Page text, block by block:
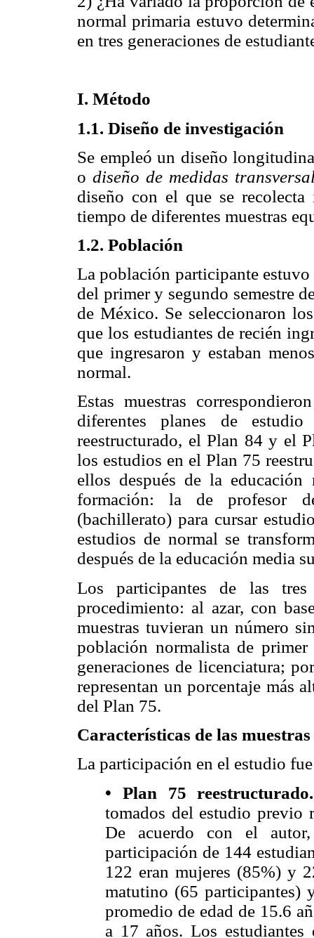
normal primaria estuvo
en tres generaciones de
I. Método
1.1. Diseño de investigación
Se empleó un diseño
o diseño de medidas
diseño con el que se
tiempo de diferentes muestras
1.2. Población
La población participante
del primer y segundo semestre
de México. Se seleccionaron
que los estudiantes de recién
que ingresaron y estaban
normal.
Estas muestras
diferentes planes de
reestructurado, el Plan 84 y el
los estudios en el Plan 75
ellos después de la
formación: la de profesor
(bachillerato) para cursar
estudios de normal se
después de la educación media
Los participantes de las
procedimiento: al azar, con
muestras tuvieran un número
población normalista de
generaciones de licenciatura;
representan un porcentaje más
del Plan 75.
Características de las muestras
La participación en el estudio
• Plan 75 reestructurado.
tomados del estudio previo
De acuerdo con el
participación de 144
122 eran mujeres (85%) y
matutino (65 participantes)
promedio de edad de 15.6
a 17 años. Los estudiantes